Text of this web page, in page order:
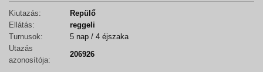
Kiutazás:
Repülő
Ellátás:
reggeli
Turnusok:
5 nap / 4 éjszaka
Utazás
azonosítója:
206926